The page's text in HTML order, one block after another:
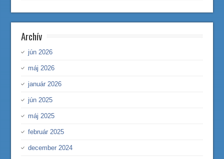
Archív
jún 2026
máj 2026
január 2026
jún 2025
máj 2025
február 2025
december 2024